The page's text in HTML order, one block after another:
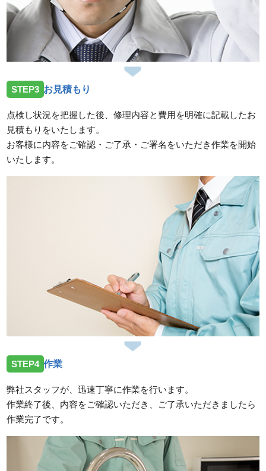
STEP3 お見積もり
点検し状況を把握した後、修理内容と費用を明確に記載したお
見積もりをいたします。
お客様に内容をご確認・ご了承・ご署名をいただき作業を開始
いたします。
STEP4 作業
弊社スタッフが、迅速丁寧に作業を行います。
作業終了後、内容をご確認いただき、ご了承いただきましたら
作業完了です。